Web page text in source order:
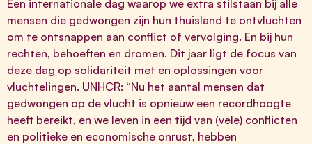
Een internationale dag waarop we extra stilstaan bij alle
mensen die gedwongen zijn hun thuisland te ontvluchten
om te ontsnappen aan conflict of vervolging. En bij hun
rechten, behoeften en dromen. Dit jaar ligt de focus van
deze dag op solidariteit met en oplossingen voor
vluchtelingen. UNHCR: “Nu het aantal mensen dat
gedwongen op de vlucht is opnieuw een recordhoogte
heeft bereikt, en we leven in een tijd van (vele) conflicten
en politieke en economische onrust, hebben